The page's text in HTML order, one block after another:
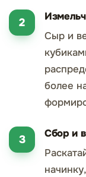
Сыр и
более
Сбор и